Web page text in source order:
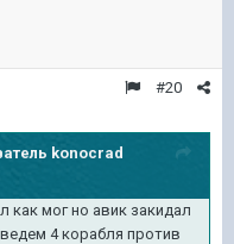
#20
konocrad
как мог но авик закидал
4 корабля против